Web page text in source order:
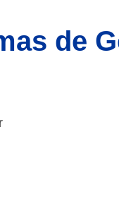
de